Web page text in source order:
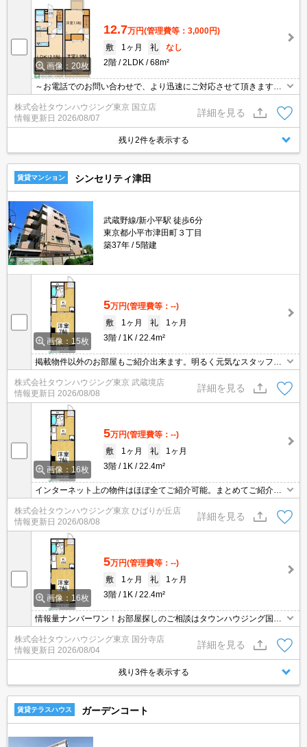
画像：20枚
12.7万円(管理費等：3,000円)
敷
1ヶ月 礼
なし
2階
2LDK 68m²
～お電話でのお問い合わせで、より迅速にご対応させて頂きます～
地域密着タウンハウジング【国立店】まで～
株式会社タウンハウジング東京 国立店
情報更新日 2026/08/07
詳細を見る
残り2件を表示する
賃貸マンション シンセリティ津田
武蔵野線/新小平駅 徒歩6分
東京都小平市津田町３丁目
築37年
5階建
画像：15枚
5万円(管理費等：--)
敷
1ヶ月 礼
1ヶ月
3階
1K 22.4m²
掲載物件以外のお部屋もご紹介出来ます。明るく元気なスタッフが
丁寧にご対応させていただきます。オンラインで見学・接客可能で
す！お気軽にお問い合わせ下さい☆★
株式会社タウンハウジング東京 武蔵境店
情報更新日 2026/08/08
詳細を見る
画像：16枚
5万円(管理費等：--)
敷
1ヶ月 礼
1ヶ月
3階
1K 22.4m²
インターネット上の物件はほぼ全てご紹介可能。まとめてご紹介致
します。お気軽にお問合せください。お部屋探しは情報量地域ナン
バー1のタウンハウジングまで。
株式会社タウンハウジング東京 ひばりが丘店
情報更新日 2026/08/08
詳細を見る
画像：16枚
5万円(管理費等：--)
敷
1ヶ月 礼
1ヶ月
3階
1K 22.4m²
情報量ナンバーワン！お部屋探しのご相談はタウンハウジング国分
寺店にお任せを！
株式会社タウンハウジング東京 国分寺店
情報更新日 2026/08/04
詳細を見る
残り3件を表示する
賃貸テラスハウス ガーデンコート